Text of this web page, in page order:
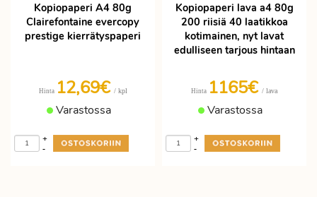
Kopiopaperi A4 80g
Clairefontaine evercopy
prestige kierrätyspaperi
Hinta 12,69€ / kpl
Varastossa
-
+
Kopiopaperi lava a4 80g
200 riisiä 40 laatikkoa
kotimainen, nyt lavat
edulliseen tarjous hintaan
Hinta 1165€ / lava
Varastossa
-
+